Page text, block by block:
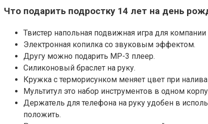
Что подарить подростку 14 лет на день
Твистер напольная подвижная игра для компании
Электронная копилка со звуковым эффектом.
Другу можно подарить MP-3 плеер.
Силиконовый браслет на руку.
Кружка с терморисунком меняет цвет при
Мультитул это набор инструментов в одном
Держатель для телефона на руку удобен в
положить.